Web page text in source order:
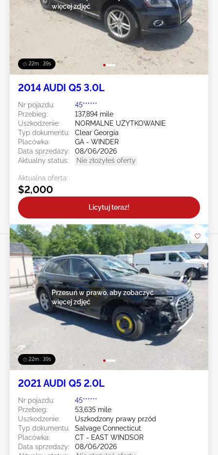
22m : 36s
więcej zdjęć
2014 AUDI Q5 3.0L
Nr pojazdu:
45******
Przebieg:
137,894 mile
Uszkodzenie:
NORMALNE UŻYTKOWANIE
Typ dokumentu:
Clear Georgia
Placówka:
GA - WINDER
Data sprzedaży:
08/06/2026
Aktualny status:
Nie złożyłeś oferty
Aktualna oferta:
$2,000
Licytuj teraz!
22m : 36s
Przesuń w prawo, aby zobaczyć
więcej zdjęć
2021 AUDI Q5 2.0L
Nr pojazdu:
45******
Przebieg:
53,635 mile
Uszkodzenie:
Uszkodzony prawy przód
Typ dokumentu:
Salvage Connecticut
Placówka:
CT - EAST WINDSOR
Data sprzedaży:
08/06/2026